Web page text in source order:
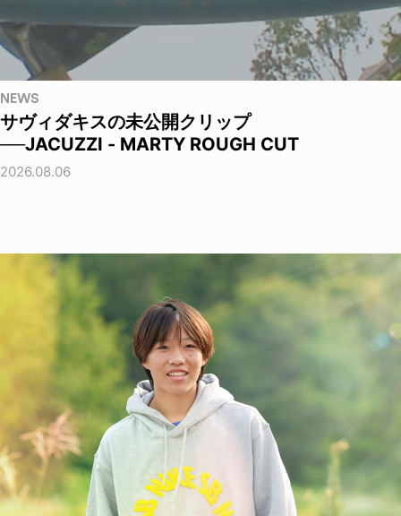
NEWS
サヴィダキスの未公開クリップ
──JACUZZI - MARTY ROUGH CUT
2026.08.06